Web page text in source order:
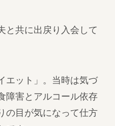
と共に出戻り入会して
エット」。当時は気づ
障害とアルコール依存
の目が気になって仕方